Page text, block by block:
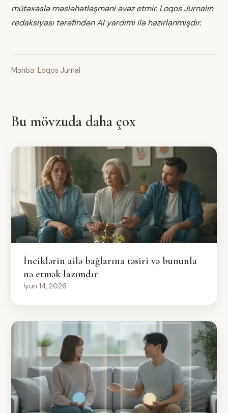
mütəxəslə məsləhətləşməni əvəz etmir. Loqos Jurnalın
redaksiyası tərəfindən AI yardımı ilə hazırlanmışdır.
Mənbə:Loqos Jurnal
Bu mövzuda daha çox
İnciklərin ailə bağlarına təsiri və bununla
nə etmək lazımdır
İyun 14, 2026